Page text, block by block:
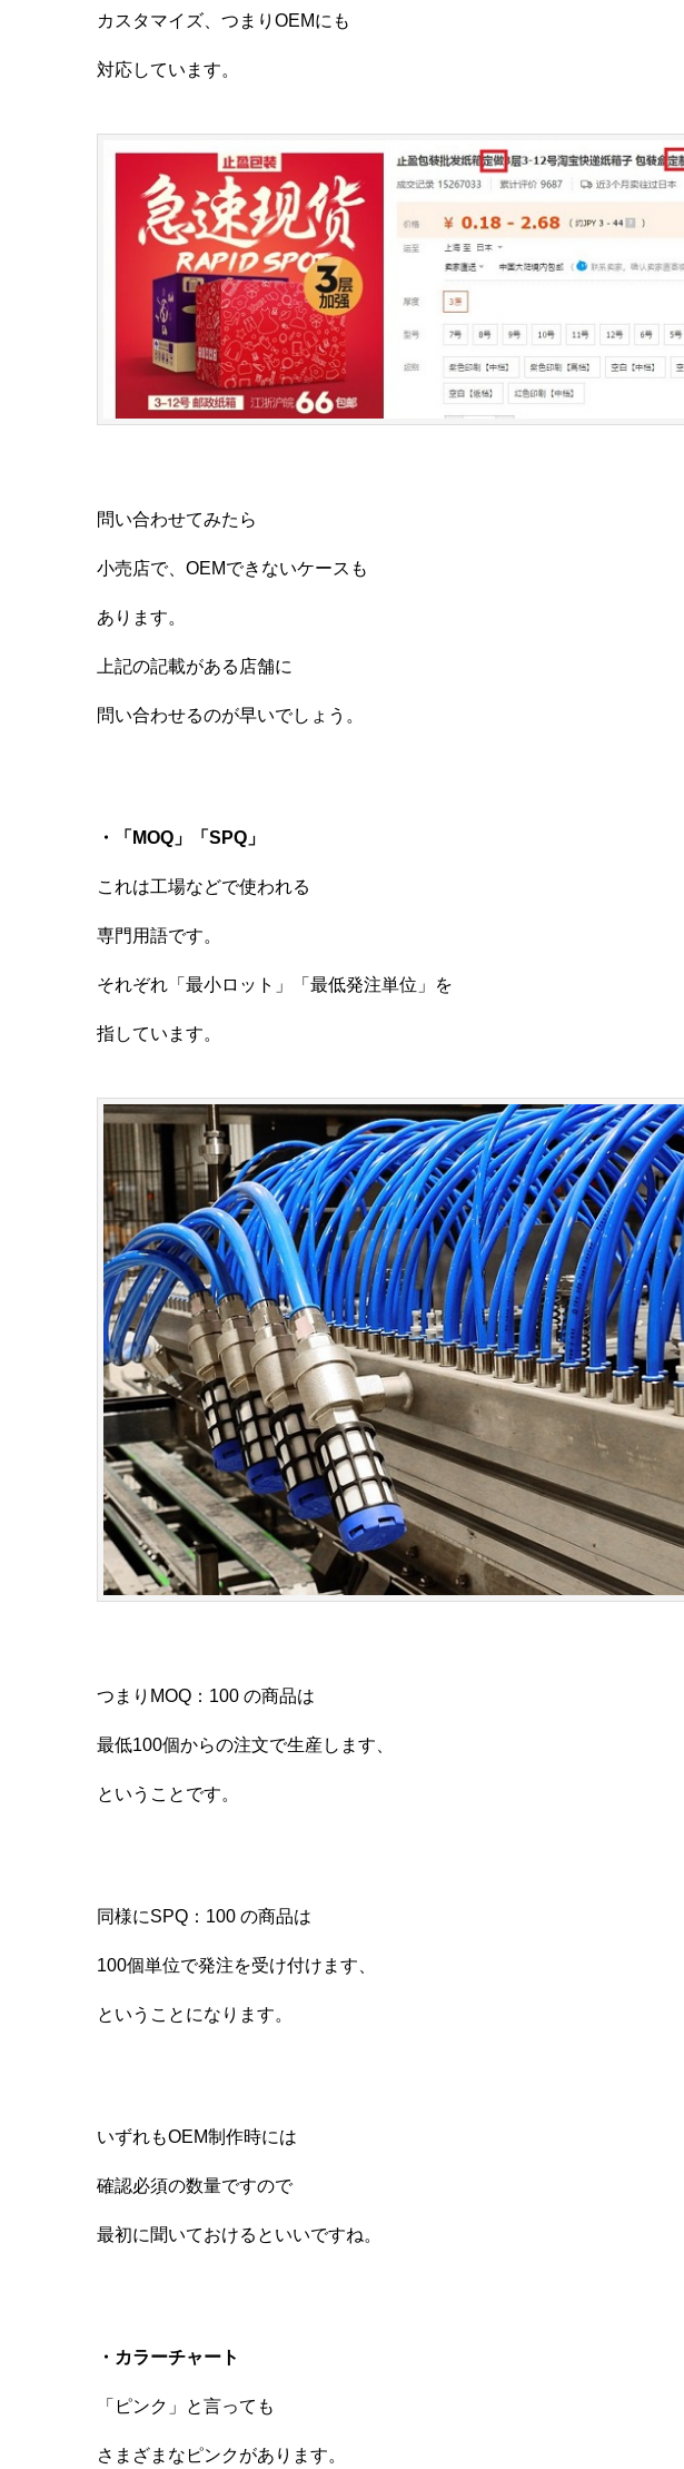
カスタマイズ、つまりOEMにも
対応しています。
問い合わせてみたら
小売店で、OEMできないケースも
あります。
上記の記載がある店舗に
問い合わせるのが早いでしょう。
・「MOQ」「SPQ」
これは工場などで使われる
専門用語です。
それぞれ「最小ロット」「最低発注単位」を
指しています。
つまりMOQ：100 の商品は
最低100個からの注文で生産します、
ということです。
同様にSPQ：100 の商品は
100個単位で発注を受け付けます、
ということになります。
いずれもOEM制作時には
確認必須の数量ですので
最初に聞いておけるといいですね。
・カラーチャート
「ピンク」と言っても
さまざまなピンクがあります。